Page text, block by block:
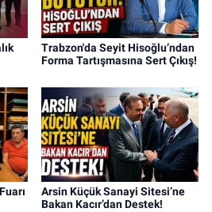
Trabzon'da Seyit Hisoğlu’ndan
Forma Tartışmasına Sert Çıkış!
Arsin Küçük Sanayi Sitesi’ne
Bakan Kacır’dan Destek!